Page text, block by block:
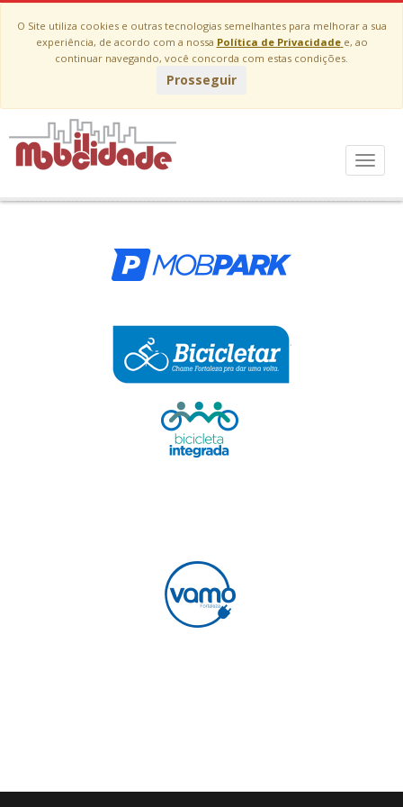
O Site utiliza cookies e outras tecnologias semelhantes para melhorar a sua
experiência, de acordo com a nossa Política de Privacidade e, ao
continuar navegando, você concorda com estas condições.
Prosseguir
Menu
A Mobilicidade possui diversos projetos em
Fortaleza. Escolha o serviço: